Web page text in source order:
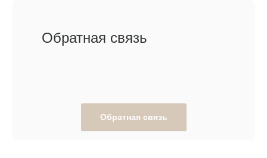
Обратная связь
Обратная связь